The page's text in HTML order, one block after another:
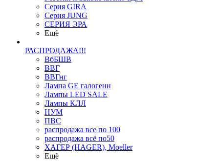
Серия GIRA
Серия JUNG
СЕРИЯ ЭРА
Ещё
РАСПРОДАЖА!!!
ВбБШВ
ВВГ
ВВГнг
Лампа GE галогенн
Лампы LED SALE
Лампы КЛЛ
НУМ
ПВС
распродажа все по 100
распродажа всё по50
ХАГЕР (HAGER), Moeller
Ещё